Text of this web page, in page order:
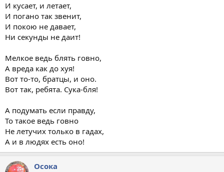
И кусает, и летает,
И погано так звенит,
И покою не давает,
Ни секунды не даит!
Мелкое ведь блять говно,
А вреда как до хуя!
Вот то-то, братцы, и оно.
Вот так, ребята. Сука-бля!
А подумать если правду,
То такое ведь говно
Не летучих только в гадах,
А и в людях есть оно!
Осока